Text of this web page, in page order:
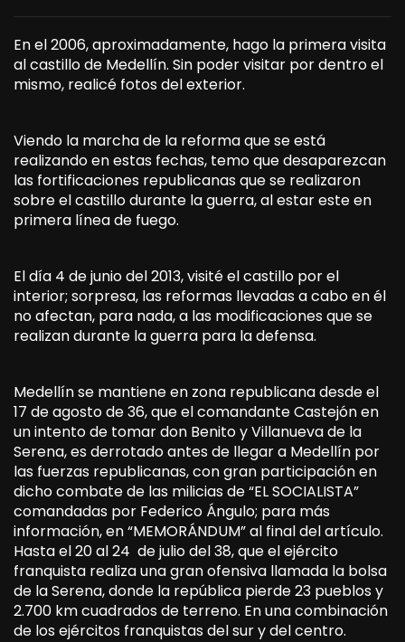
En el 2006, aproximadamente, hago la primera visita
al castillo de Medellín. Sin poder visitar por dentro el
mismo, realicé fotos del exterior.
Viendo la marcha de la reforma que se está
realizando en estas fechas, temo que desaparezcan
las fortificaciones republicanas que se realizaron
sobre el castillo durante la guerra, al estar este en
primera línea de fuego.
El día 4 de junio del 2013, visité el castillo por el
interior; sorpresa, las reformas llevadas a cabo en él
no afectan, para nada, a las modificaciones que se
realizan durante la guerra para la defensa.
Medellín se mantiene en zona republicana desde el
17 de agosto de 36, que el comandante Castejón en
un intento de tomar don Benito y Villanueva de la
Serena, es derrotado antes de llegar a Medellín por
las fuerzas republicanas, con gran participación en
dicho combate de las milicias de “EL SOCIALISTA”
comandadas por Federico Ángulo; para más
información, en “MEMORÁNDUM” al final del artículo.
Hasta el 20 al 24 de julio del 38, que el ejército
franquista realiza una gran ofensiva llamada la bolsa
de la Serena, donde la república pierde 23 pueblos y
2.700 km cuadrados de terreno. En una combinación
de los ejércitos franquistas del sur y del centro.